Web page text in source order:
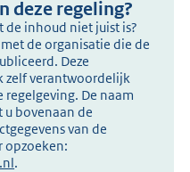
deze regeling?
de inhoud niet juist is?
de organisatie die de
Deze
zelf verantwoordelijk
De naam
u bovenaan de
van de
opzoeken:
.